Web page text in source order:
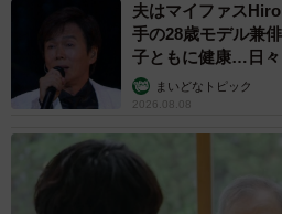
夫はマイファス
手の28歳モデル兼
子ともに健康…日々
まいどなトピック
2026.08.08